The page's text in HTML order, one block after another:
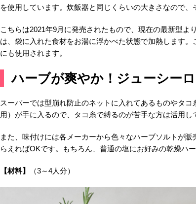
を使用しています。炊飯器と同じくらいの大きさなので、
こちらは2021年9月に発売されたもので、現在の最新型よ
は、袋に入れた食材をお湯に浮かべた状態で加熱します
にも使用されます。
ハーブが爽やか！ジューシー
スーパーでは型崩れ防止のネットに入れてあるものやタ
用）が手に入るので、タコ糸で縛るのが苦手な方は活用し
また、味付けには各メーカーから色々なハーブソルトが
らえればOKです。もちろん、普通の塩にお好みの乾燥ハ
【材料】 （3～4人分）